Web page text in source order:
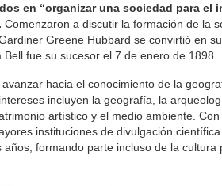
en “organizar una sociedad para el
Comenzaron a discutir la formación de la
Greene Hubbard se convirtió en
fue su sucesor el 7 de enero de 1898.
hacia el conocimiento de la
incluyen la geografía, la
artístico y el medio ambiente.
instituciones de divulgación
formando parte incluso de la cultura